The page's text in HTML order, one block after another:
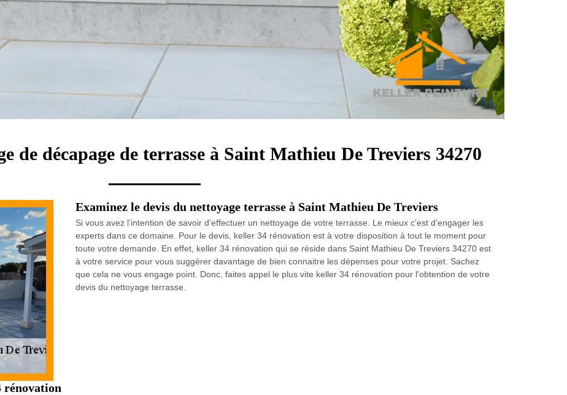
de décapage de terrasse à Saint Mathieu De Treviers 34270
Examinez le devis du nettoyage terrasse à Saint Mathieu De Treviers
Si vous avez l’intention de savoir d'effectuer un nettoyage de votre terrasse. Le mieux c'est d'engager les
experts dans ce domaine. Pour le devis, keller 34 rénovation est à votre disposition à tout le moment pour
toute votre demande. En effet, keller 34 rénovation qui se réside dans Saint Mathieu De Treviers 34270 est
à votre service pour vous suggérer davantage de bien connaitre les dépenses pour votre projet. Sachez
que cela ne vous engage point. Donc, faites appel le plus vite keller 34 rénovation pour l'obtention de votre
devis du nettoyage terrasse.
rénovation